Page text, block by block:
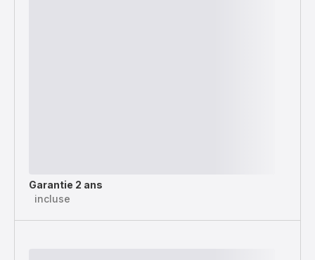
Garantie 2 ans
incluse